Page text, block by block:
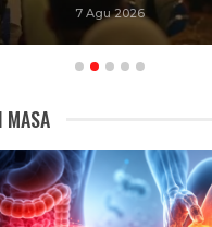
7 Agu 2026
MASA